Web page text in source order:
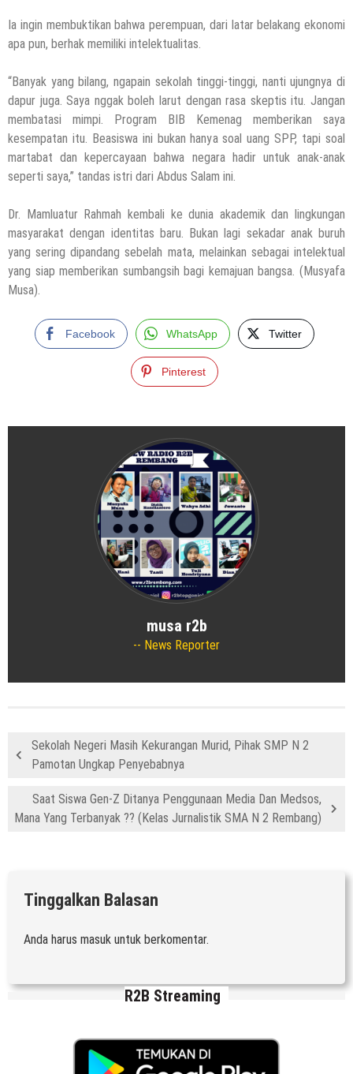
Ia ingin membuktikan bahwa perempuan, dari latar belakang ekonomi
apa pun, berhak memiliki intelektualitas.
“Banyak yang bilang, ngapain sekolah tinggi-tinggi, nanti ujungnya di
dapur juga. Saya nggak boleh larut dengan rasa skeptis itu. Jangan
membatasi mimpi. Program BIB Kemenag memberikan saya
kesempatan itu. Beasiswa ini bukan hanya soal uang SPP, tapi soal
martabat dan kepercayaan bahwa negara hadir untuk anak-anak
seperti saya,” tandas istri dari Abdus Salam ini.
Dr. Mamluatur Rahmah kembali ke dunia akademik dan lingkungan
masyarakat dengan identitas baru. Bukan lagi sekadar anak buruh
yang sering dipandang sebelah mata, melainkan sebagai intelektual
yang siap memberikan sumbangsih bagi kemajuan bangsa. (Musyafa
Musa).
Facebook WhatsApp Twitter
Pinterest
musa r2b
News Reporter
Sekolah Negeri Masih Kekurangan Murid, Pihak SMP N 2
Pamotan Ungkap Penyebabnya
Saat Siswa Gen-Z Ditanya Penggunaan Media Dan Medsos,
Mana Yang Terbanyak ?? (Kelas Jurnalistik SMA N 2 Rembang)
Tinggalkan Balasan
Anda harus masuk untuk berkomentar.
R2B Streaming